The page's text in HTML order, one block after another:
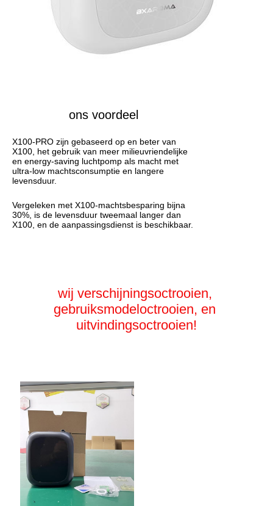
ons voordeel
X100-PRO zijn gebaseerd op en beter van
X100, het gebruik van meer milieuvriendelijke
en energy-saving luchtpomp als macht met
ultra-low machtsconsumptie en langere
levensduur.
Vergeleken met X100-machtsbesparing bijna
30%, is de levensduur tweemaal langer dan
X100, en de aanpassingsdienst is beschikbaar.
wij verschijningsoctrooien,
gebruiksmodeloctrooien, en
uitvindingsoctrooien!